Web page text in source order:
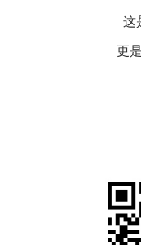
这
更